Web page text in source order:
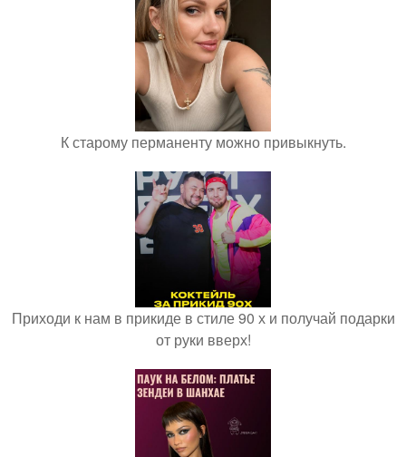
К старому перманенту можно привыкнуть.
Приходи к нам в прикиде в стиле 90 х и получай подарки
от руки вверх!